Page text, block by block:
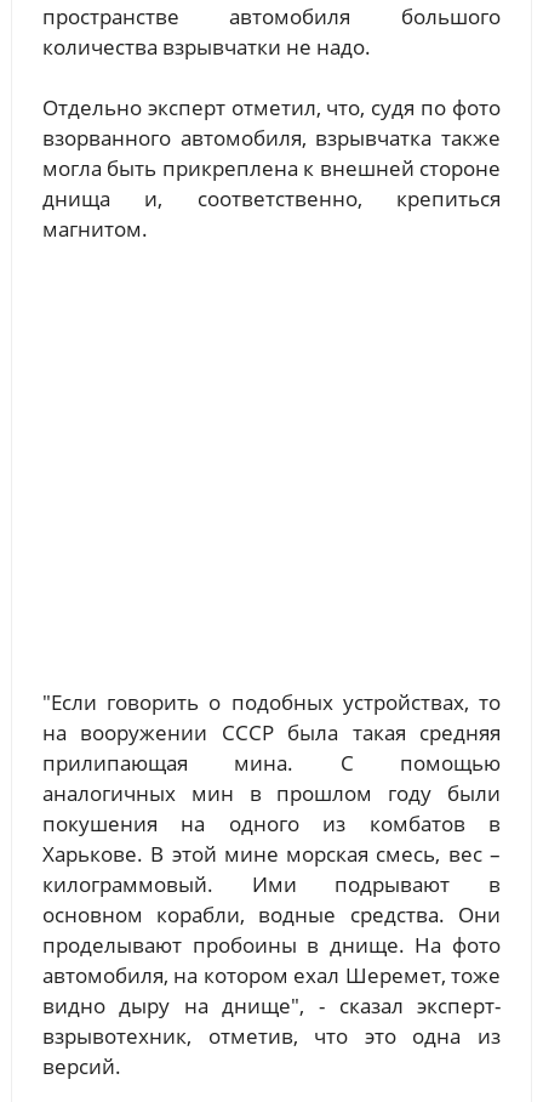
пространстве автомобиля большого
количества взрывчатки не надо.
Отдельно эксперт отметил, что, судя по фото
взорванного автомобиля, взрывчатка также
могла быть прикреплена к внешней стороне
днища и, соответственно, крепиться
магнитом.
"Если говорить о подобных устройствах, то
на вооружении СССР была такая средняя
прилипающая мина. С помощью
аналогичных мин в прошлом году были
покушения на одного из комбатов в
Харькове. В этой мине морская смесь, вес –
килограммовый. Ими подрывают в
основном корабли, водные средства. Они
проделывают пробоины в днище. На фото
автомобиля, на котором ехал Шеремет, тоже
видно дыру на днище", - сказал эксперт-
взрывотехник, отметив, что это одна из
версий.